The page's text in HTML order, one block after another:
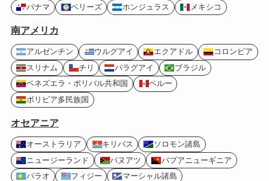
パナマ
ベリーズ ホンジュラス メキシコ
南アメリカ
アルゼンチン ウルグアイ エクアドル
コロンビア
スリナム
チリ パラグアイ
ブラジル
ベネズエラ・ボリバル共和国
ペルー
ボリビア多民族国
オセアニア
オーストラリア キリバス
ソロモン諸島
ニュージーランド
バヌアツ
パプアニューギニア
パラオ
フィジー
マーシャル諸島